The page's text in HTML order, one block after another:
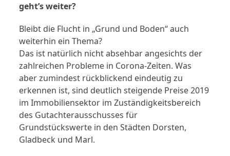
geht’s weiter?
Bleibt die Flucht in „Grund und Boden“ auch
weiterhin ein Thema?
Das ist natürlich nicht absehbar angesichts der
zahlreichen Probleme in Corona-Zeiten. Was
aber zumindest rückblickend eindeutig zu
erkennen ist, sind deutlich steigende Preise 2019
im Immobiliensektor im Zuständigkeitsbereich
des Gutachterausschusses für
Grundstückswerte in den Städten Dorsten,
Gladbeck und Marl.